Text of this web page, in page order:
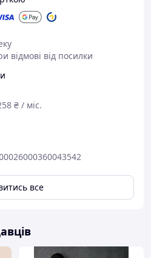
відмові від посилки
₴ / міс.
все